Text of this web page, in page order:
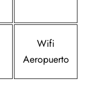
Wifi
Aeropuerto